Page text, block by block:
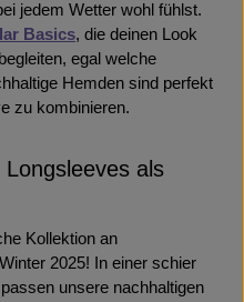
jedem Wetter wohl fühlst.
Basics, die deinen Look
egal welche
Hemden sind perfekt
zu kombinieren.
als
Kollektion an
2025! In einer schier
unsere nachhaltigen